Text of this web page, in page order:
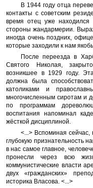
В 1944 году отца
контакты с советским
время отец уже находился
стороны жандармерии.
иногда очень поздних,
которые заходили к нам
После переезда в
Святого Николая,
возникшее в 1929 году.
должна была
католиками и
многочисленным сиротам и
по программам
воспитания напоминал
жёсткой дисциплиной.
<...> Вспоминая сейчас,
глубокую признательность
в нас самое главное,
пронесли через всю
коммунистические власти
двух «гражданских»
историка Власова. <...>